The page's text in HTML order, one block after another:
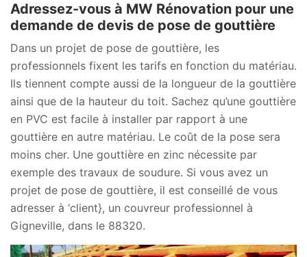
Adressez-vous à MW Rénovation pour une
demande de devis de pose de gouttière
Dans un projet de pose de gouttière, les
professionnels fixent les tarifs en fonction du matériau.
Ils tiennent compte aussi de la longueur de la gouttière
ainsi que de la hauteur du toit. Sachez qu’une gouttière
en PVC est facile à installer par rapport à une
gouttière en autre matériau. Le coût de la pose sera
moins cher. Une gouttière en zinc nécessite par
exemple des travaux de soudure. Si vous avez un
projet de pose de gouttière, il est conseillé de vous
adresser à ‘client}, un couvreur professionnel à
Gigneville, dans le 88320.